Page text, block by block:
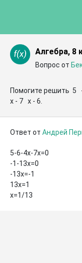
Алгебра, 8
Вопрос от
Помогите решить  5
x - 7   x - 6.
Ответ от Андрей
5-6-4х-7х=0
-1-13х=0
-13х=-1
13х=1
х=1/13